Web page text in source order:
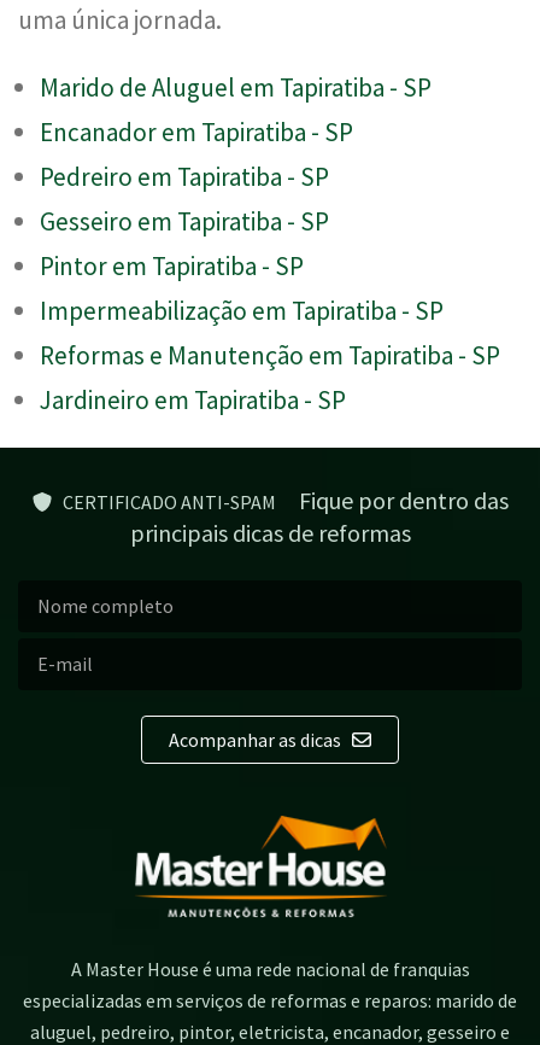
uma única jornada.
Marido de Aluguel em Tapiratiba - SP
Encanador em Tapiratiba - SP
Pedreiro em Tapiratiba - SP
Gesseiro em Tapiratiba - SP
Pintor em Tapiratiba - SP
Impermeabilização em Tapiratiba - SP
Reformas e Manutenção em Tapiratiba - SP
Jardineiro em Tapiratiba - SP
CERTIFICADO ANTI-SPAM
Fique por dentro das
principais dicas de reformas
Acompanhar as dicas
A Master House é uma rede nacional de franquias
especializadas em serviços de reformas e reparos: marido de
aluguel, pedreiro, pintor, eletricista, encanador, gesseiro e